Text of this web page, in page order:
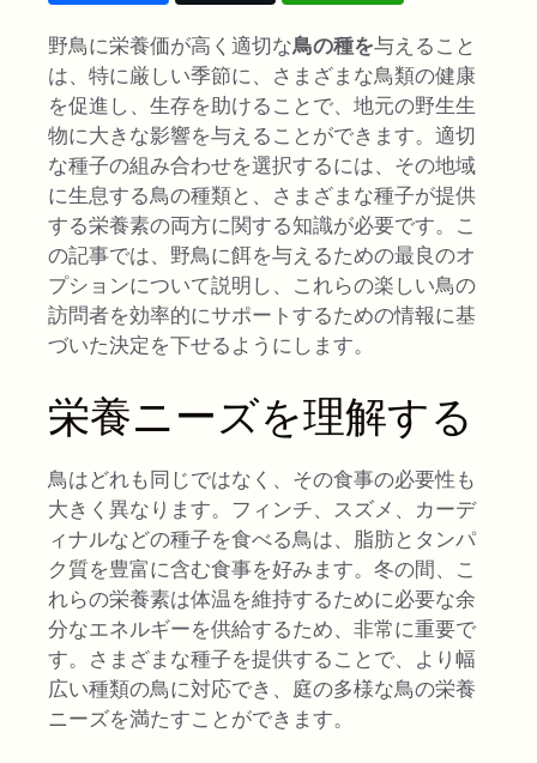
野鳥に栄養価が高く適切な鳥の種を与えること
は、特に厳しい季節に、さまざまな鳥類の健康
を促進し、生存を助けることで、地元の野生生
物に大きな影響を与えることができます。適切
な種子の組み合わせを選択するには、その地域
に生息する鳥の種類と、さまざまな種子が提供
する栄養素の両方に関する知識が必要です。こ
の記事では、野鳥に餌を与えるための最良のオ
プションについて説明し、これらの楽しい鳥の
訪問者を効率的にサポートするための情報に基
づいた決定を下せるようにします。
栄養ニーズを理解する
鳥はどれも同じではなく、その食事の必要性も
大きく異なります。フィンチ、スズメ、カーデ
ィナルなどの種子を食べる鳥は、脂肪とタンパ
ク質を豊富に含む食事を好みます。冬の間、こ
れらの栄養素は体温を維持するために必要な余
分なエネルギーを供給するため、非常に重要で
す。さまざまな種子を提供することで、より幅
広い種類の鳥に対応でき、庭の多様な鳥の栄養
ニーズを満たすことができます。